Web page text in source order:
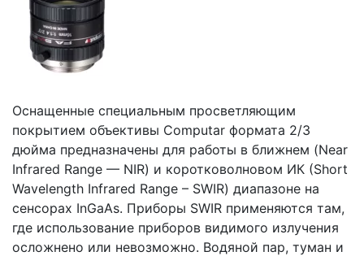
Оснащенные специальным просветляющим
покрытием объективы Computar формата 2/3
дюйма предназначены для работы в ближнем (Near
Infrared Range — NIR) и коротковолновом ИК (Short
Wavelength Infrared Range – SWIR) диапазоне на
сенсорах InGaAs. Приборы SWIR применяются там,
где использование приборов видимого излучения
осложнено или невозможно. Водяной пар, туман и